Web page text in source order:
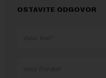
OSTAVITE ODGOVOR